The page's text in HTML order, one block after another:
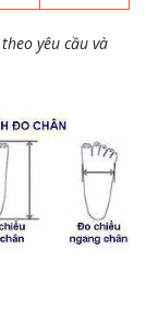
yêu cầu và